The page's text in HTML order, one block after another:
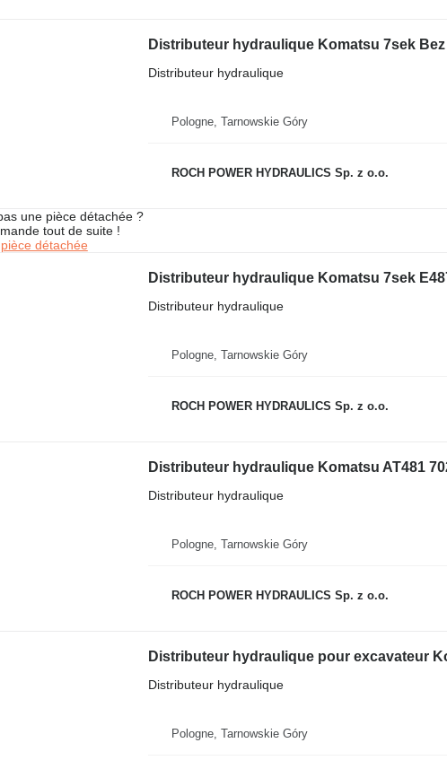
Distributeur hydraulique
Pologne, Tarnowskie Góry
ROCH POWER HYDRAULICS Sp. z o.o.
une pièce détachée ?
tout de suite !
détachée
Distributeur hydraulique
Pologne, Tarnowskie Góry
ROCH POWER HYDRAULICS Sp. z o.o.
Distributeur hydraulique Komatsu AT481
Distributeur hydraulique
Pologne, Tarnowskie Góry
ROCH POWER HYDRAULICS Sp. z o.o.
Distributeur hydraulique pour excavateur
Distributeur hydraulique
Pologne, Tarnowskie Góry